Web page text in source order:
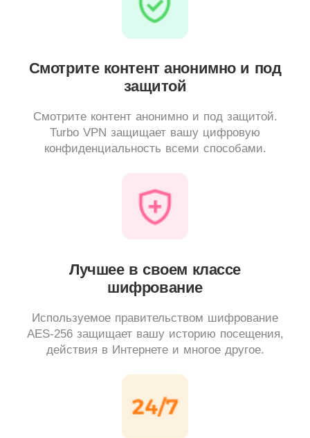
Смотрите контент анонимно и под
защитой
Смотрите контент анонимно и под защитой.
Turbo VPN защищает вашу цифровую
конфиденциальность всеми способами.
Лучшее в своем классе
шифрование
Используемое правительством шифрование
AES-256 защищает вашу историю посещения,
действия в Интернете и многое другое.